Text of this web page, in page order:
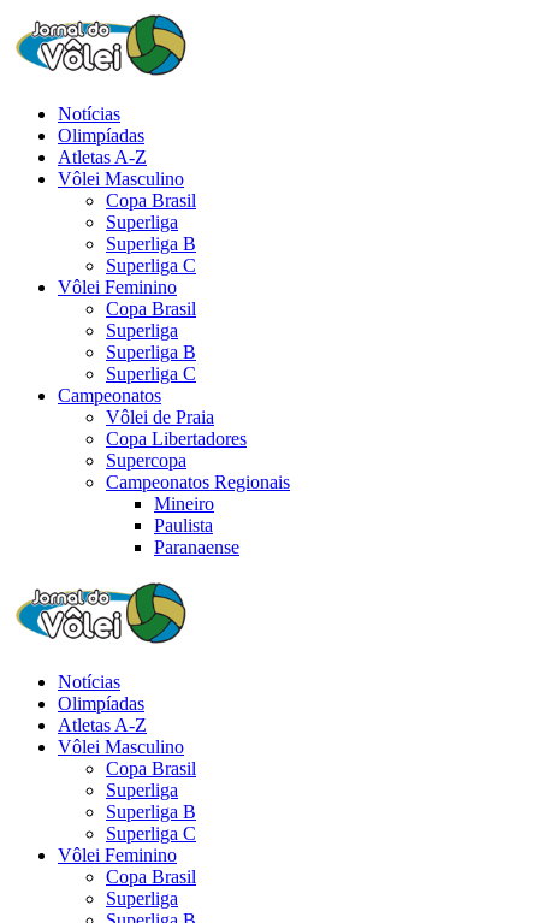
Notícias
Olimpíadas
Atletas A-Z
Vôlei Masculino
Copa Brasil
Superliga
Superliga B
Superliga C
Vôlei Feminino
Copa Brasil
Superliga
Superliga B
Superliga C
Campeonatos
Vôlei de Praia
Copa Libertadores
Supercopa
Campeonatos Regionais
Mineiro
Paulista
Paranaense
Notícias
Olimpíadas
Atletas A-Z
Vôlei Masculino
Copa Brasil
Superliga
Superliga B
Superliga C
Vôlei Feminino
Copa Brasil
Superliga